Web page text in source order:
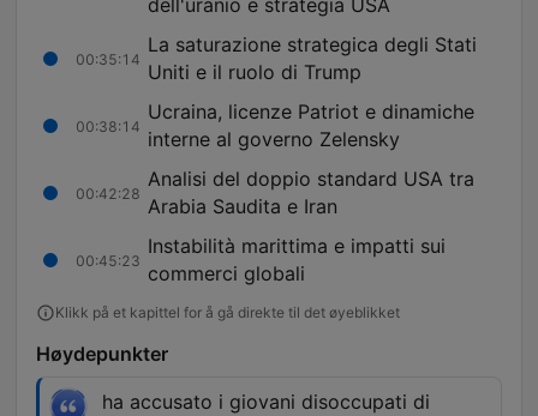
dell'uranio e strategia USA
00:35:14
La saturazione strategica degli Stati
Uniti e il ruolo di Trump
00:38:14
Ucraina, licenze Patriot e dinamiche
interne al governo Zelensky
00:42:28
Analisi del doppio standard USA tra
Arabia Saudita e Iran
00:45:23
Instabilità marittima e impatti sui
commerci globali
Klikk på et kapittel for å gå direkte til det øyeblikket
Høydepunkter
ha accusato i giovani disoccupati di